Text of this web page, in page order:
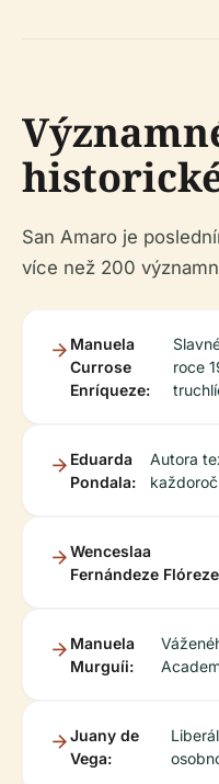
San Amaro je
více než 200
Manuela
Currose
Enríqueze:
roce
Eduarda
Pondala:
Autora
Wenceslaa
Fernándeze
Manuela
Murguíi:
Juany de
Vega: